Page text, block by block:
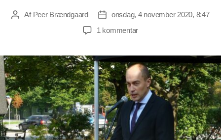
Indlægsforfatter
Af Peer Brændgaard Indlægsdato
onsdag, 4 november 2020, 8:47
1 kommentartil
vi
bekæmpe
epidemiloven
med
alt,
hvad